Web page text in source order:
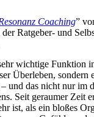
Coaching”
Ratgeber- und
wichtige Funktion
Überleben, sondern
und das nicht nur im
Seit geraumer Zeit
ist, als ein bloßes